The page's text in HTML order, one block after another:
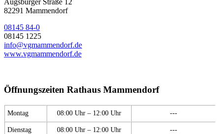
Augsburger Straße 12
82291 Mammendorf
08145 84-0
08145 1225
info@vgmammendorf.de
www.vgmammendorf.de
Öffnungszeiten Rathaus Mammendorf
Montag 08:00 Uhr – 12:00 Uhr ---
Dienstag 08:00 Uhr – 12:00 Uhr ---